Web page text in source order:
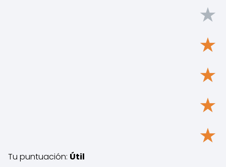
★
★
★
★
★
Tu puntuación: Útil